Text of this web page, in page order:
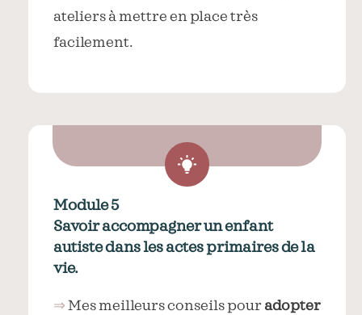
ateliers à mettre en place très
facilement.
Module 5
Savoir accompagner un enfant
autiste dans les actes primaires de la
vie.
⇒Mes meilleurs conseils pouradopter